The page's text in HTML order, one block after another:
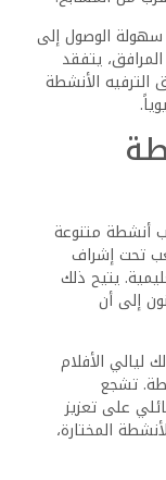
مما يضمن
متكرر بجودة
تعزيز تجربة
من الترفيه
إلى أقصى حد.
متنوعة،
يناسب الجميع.
حيث يضم
الزلاجات
و”الزلاقة
يمكن
التي تحتوي